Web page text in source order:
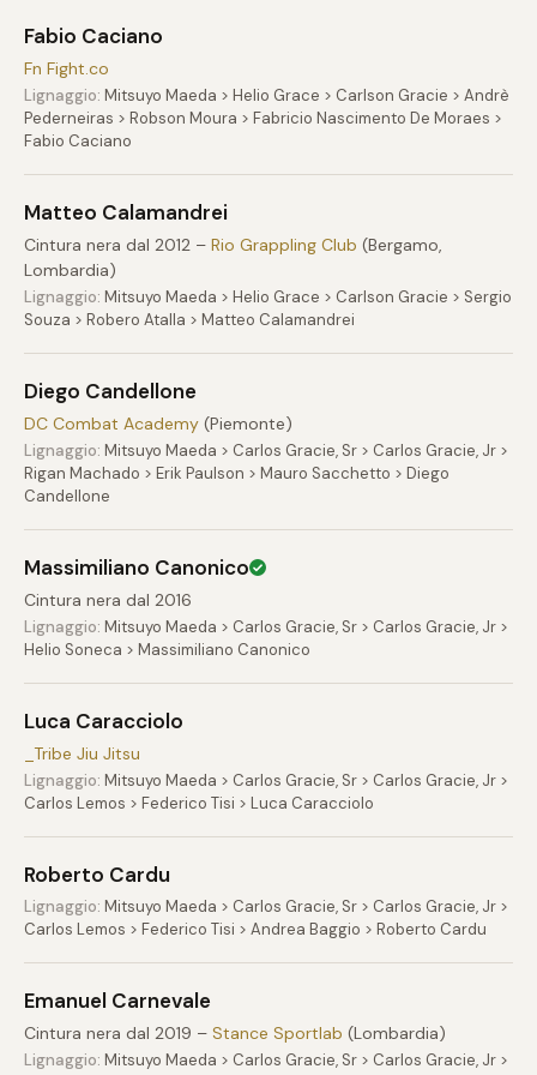
Fabio Caciano
Fn Fight.co
Lignaggio: Mitsuyo Maeda > Helio Grace > Carlson Gracie > Andrè
Pederneiras > Robson Moura > Fabricio Nascimento De Moraes >
Fabio Caciano
Matteo Calamandrei
Cintura nera dal 2012 – Rio Grappling Club (Bergamo,
Lombardia)
Lignaggio: Mitsuyo Maeda > Helio Grace > Carlson Gracie > Sergio
Souza > Robero Atalla > Matteo Calamandrei
Diego Candellone
DC Combat Academy (Piemonte)
Lignaggio: Mitsuyo Maeda > Carlos Gracie, Sr > Carlos Gracie, Jr >
Rigan Machado > Erik Paulson > Mauro Sacchetto > Diego
Candellone
Massimiliano Canonico
Cintura nera dal 2016
Lignaggio: Mitsuyo Maeda > Carlos Gracie, Sr > Carlos Gracie, Jr >
Helio Soneca > Massimiliano Canonico
Luca Caracciolo
_Tribe Jiu Jitsu
Lignaggio: Mitsuyo Maeda > Carlos Gracie, Sr > Carlos Gracie, Jr >
Carlos Lemos > Federico Tisi > Luca Caracciolo
Roberto Cardu
Lignaggio: Mitsuyo Maeda > Carlos Gracie, Sr > Carlos Gracie, Jr >
Carlos Lemos > Federico Tisi > Andrea Baggio > Roberto Cardu
Emanuel Carnevale
Cintura nera dal 2019 – Stance Sportlab (Lombardia)
Lignaggio: Mitsuyo Maeda > Carlos Gracie, Sr > Carlos Gracie, Jr >